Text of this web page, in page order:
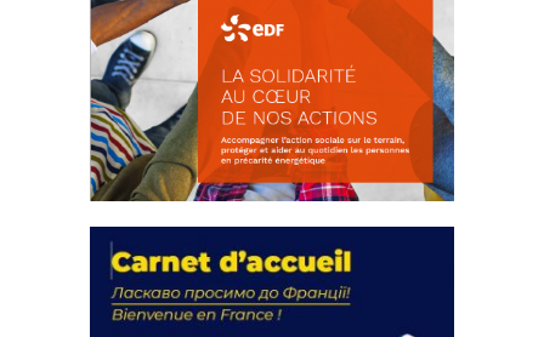
actions
18 septembre 2023
FEUILLETER